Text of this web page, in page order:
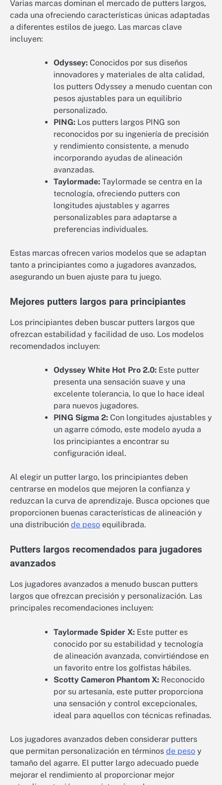
Varias marcas dominan el mercado de putters largos,
cada una ofreciendo características únicas adaptadas
a diferentes estilos de juego. Las marcas clave
incluyen:
Odyssey: Conocidos por sus diseños
innovadores y materiales de alta calidad,
los putters Odyssey a menudo cuentan con
pesos ajustables para un equilibrio
personalizado.
PING: Los putters largos PING son
reconocidos por su ingeniería de precisión
y rendimiento consistente, a menudo
incorporando ayudas de alineación
avanzadas.
Taylormade: Taylormade se centra en la
tecnología, ofreciendo putters con
longitudes ajustables y agarres
personalizables para adaptarse a
preferencias individuales.
Estas marcas ofrecen varios modelos que se adaptan
tanto a principiantes como a jugadores avanzados,
asegurando un buen ajuste para tu juego.
Mejores putters largos para principiantes
Los principiantes deben buscar putters largos que
ofrezcan estabilidad y facilidad de uso. Los modelos
recomendados incluyen:
Odyssey White Hot Pro 2.0: Este putter
presenta una sensación suave y una
excelente tolerancia, lo que lo hace ideal
para nuevos jugadores.
PING Sigma 2: Con longitudes ajustables y
un agarre cómodo, este modelo ayuda a
los principiantes a encontrar su
configuración ideal.
Al elegir un putter largo, los principiantes deben
centrarse en modelos que mejoren la confianza y
reduzcan la curva de aprendizaje. Busca opciones que
proporcionen buenas características de alineación y
una distribución de peso equilibrada.
Putters largos recomendados para jugadores
avanzados
Los jugadores avanzados a menudo buscan putters
largos que ofrezcan precisión y personalización. Las
principales recomendaciones incluyen:
Taylormade Spider X: Este putter es
conocido por su estabilidad y tecnología
de alineación avanzada, convirtiéndose en
un favorito entre los golfistas hábiles.
Scotty Cameron Phantom X: Reconocido
por su artesanía, este putter proporciona
una sensación y control excepcionales,
ideal para aquellos con técnicas refinadas.
Los jugadores avanzados deben considerar putters
que permitan personalización en términos de peso y
tamaño del agarre. El putter largo adecuado puede
mejorar el rendimiento al proporcionar mejor